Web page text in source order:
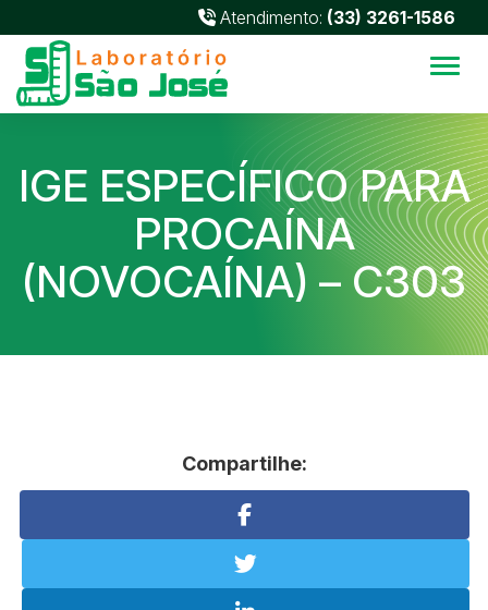
Atendimento: (33) 3261-1586
IGE ESPECÍFICO PARA
PROCAÍNA
(NOVOCAÍNA) – C303
Compartilhe: